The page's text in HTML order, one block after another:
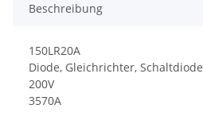
Beschreibung
150LR20A
Diode, Gleichrichter, Schaltdiode
200V
3570A